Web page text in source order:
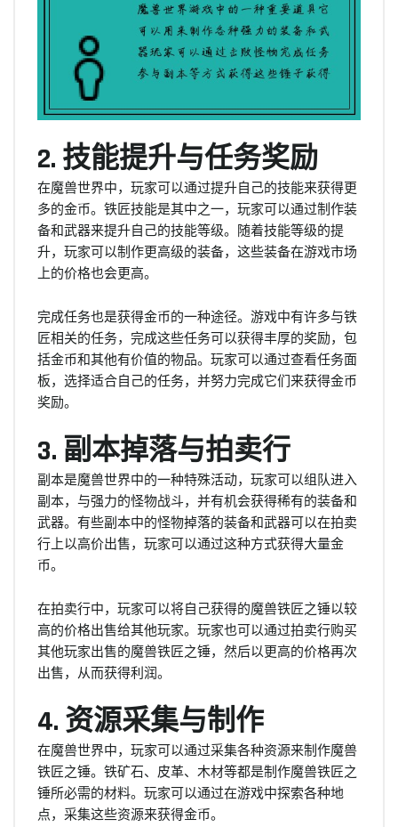
2. 技能提升与任务奖励
在魔兽世界中，玩家可以通过提升自己的技能来获得更
多的金币。铁匠技能是其中之一，玩家可以通过制作装
备和武器来提升自己的技能等级。随着技能等级的提
升，玩家可以制作更高级的装备，这些装备在游戏市场
上的价格也会更高。
完成任务也是获得金币的一种途径。游戏中有许多与铁
匠相关的任务，完成这些任务可以获得丰厚的奖励，包
括金币和其他有价值的物品。玩家可以通过查看任务面
板，选择适合自己的任务，并努力完成它们来获得金币
奖励。
3. 副本掉落与拍卖行
副本是魔兽世界中的一种特殊活动，玩家可以组队进入
副本，与强力的怪物战斗，并有机会获得稀有的装备和
武器。有些副本中的怪物掉落的装备和武器可以在拍卖
行上以高价出售，玩家可以通过这种方式获得大量金
币。
在拍卖行中，玩家可以将自己获得的魔兽铁匠之锤以较
高的价格出售给其他玩家。玩家也可以通过拍卖行购买
其他玩家出售的魔兽铁匠之锤，然后以更高的价格再次
出售，从而获得利润。
4. 资源采集与制作
在魔兽世界中，玩家可以通过采集各种资源来制作魔兽
铁匠之锤。铁矿石、皮革、木材等都是制作魔兽铁匠之
锤所必需的材料。玩家可以通过在游戏中探索各种地
点，采集这些资源来获得金币。